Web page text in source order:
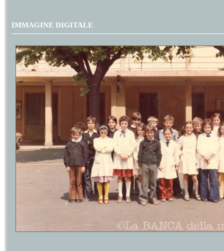
IMMAGINE DIGITALE